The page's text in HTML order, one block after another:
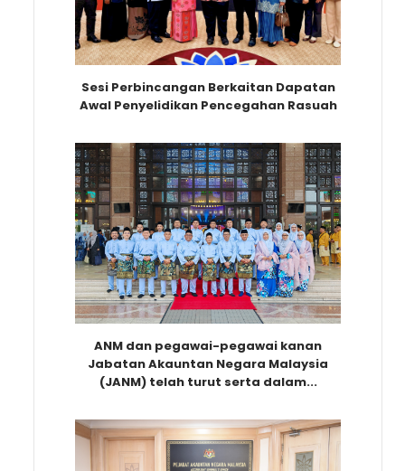
Sesi Perbincangan Berkaitan Dapatan
Awal Penyelidikan Pencegahan Rasuah
ANM dan pegawai-pegawai kanan
Jabatan Akauntan Negara Malaysia
(JANM) telah turut serta dalam...